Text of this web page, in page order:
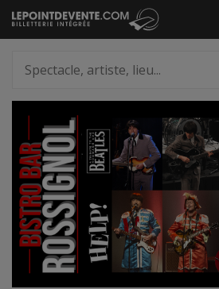
Passer
au
artiste,
lieu...